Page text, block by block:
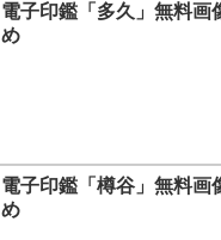
電子印鑑「多久」無料画
め
電子印鑑「樽谷」無料画
め